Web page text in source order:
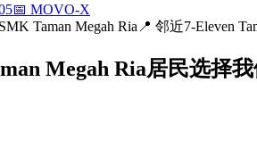
📅 MOVO-X
Taman Megah Ria 📍 邻近7-Eleven
Megah Ria居民选择我